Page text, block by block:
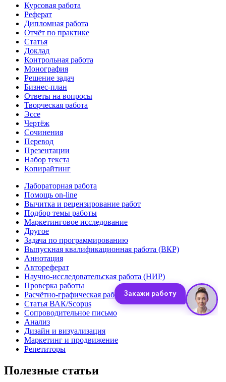
Курсовая работа
Реферат
Дипломная работа
Отчёт по практике
Статья
Доклад
Контрольная работа
Монография
Решение задач
Бизнес-план
Ответы на вопросы
Творческая работа
Эссе
Чертёж
Сочинения
Перевод
Презентации
Набор текста
Копирайтинг
Лабораторная работа
Помощь on-line
Вычитка и рецензирование работ
Подбор темы работы
Маркетинговое исследование
Другое
Задача по программированию
Выпускная квалификационная работа (ВКР)
Аннотация
Автореферат
Научно-исследовательская работа (НИР)
Проверка работы
Расчётно-графическая работа (РГР)
Статья ВАК/Scopus
Сопроводительное письмо
Анализ
Дизайн и визуализация
Маркетинг и продвижение
Репетиторы
Полезные статьи